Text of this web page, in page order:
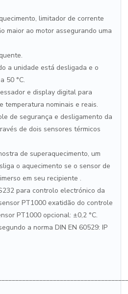
limitador de corrente
maior ao motor assegurando uma
a unidade está desligada e o
50 °C.
e display digital para
temperatura nominais e reais.
de segurança e desligamento da
de dois sensores térmicos
de superaquecimento, um
o aquecimento se o sensor de
em seu recipiente .
para controlo electrónico da
PT1000 exatidão do controle
PT1000 opcional: ±0,2 °C.
a norma DIN EN 60529: IP